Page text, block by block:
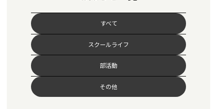
すべて
スクールライフ
部活動
その他